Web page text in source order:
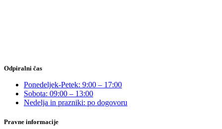
Odpiralni čas
Ponedeljek-Petek: 9:00 – 17:00
Sobota: 09:00 – 13:00
Nedelja in prazniki: po dogovoru
Pravne informacije